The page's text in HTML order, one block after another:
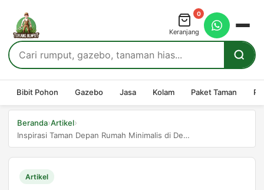
0
Keranjang
Bibit Pohon Gazebo Jasa Kolam Paket Taman
Beranda›Artikel›
Inspirasi Taman Depan Rumah Minimalis di Depok untuk...
Artikel